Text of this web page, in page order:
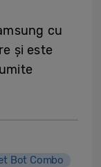
cu
și este
Bot Combo